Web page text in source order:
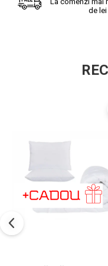
Lavabila la 95 de
Rezistenta deosebita
Compozitie:
Umplutura: val din
de lei